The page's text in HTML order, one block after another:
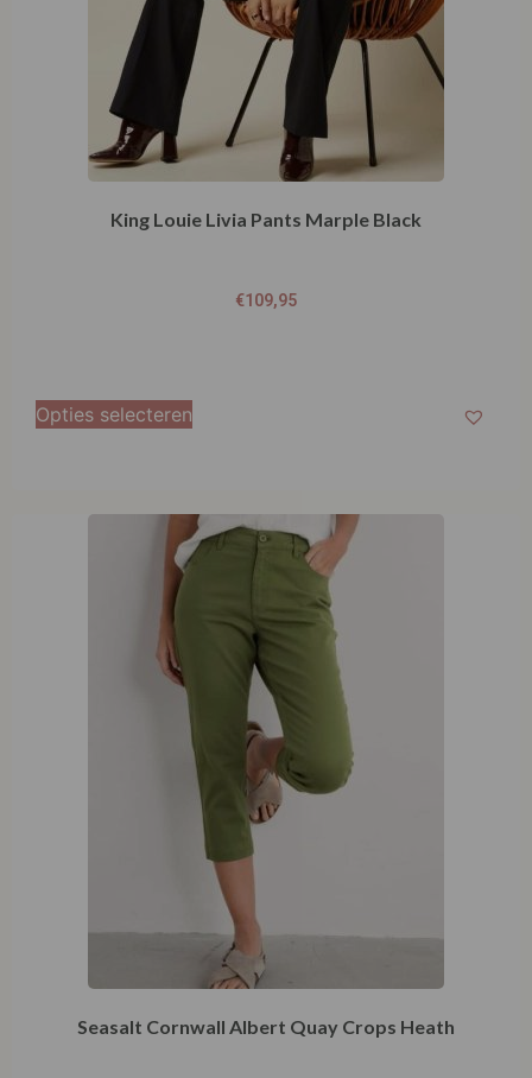
King Louie Livia Pants Marple Black
€109,95
Opties selecteren
Seasalt Cornwall Albert Quay Crops Heath